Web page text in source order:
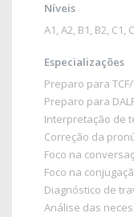
Níveis
A1, A2, B1, B2, C1,
Especializações
Preparo para TCF/
Preparo para
Interpretação de
Correção da
Foco na
Foco na
Diagnóstico de
Análise das